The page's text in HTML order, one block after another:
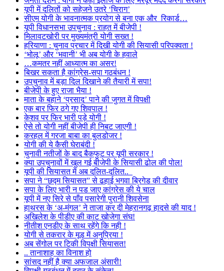
यूपी में दलितों को सहेजने उतरे ‘चिराग’
सीएम योगी के भावनात्मक प्रयोग से बना एक और रिकार्ड…
यूपी विधानसभा उपचुनाव : राहत में बीजेपी !
मिलावटखोरी पर मुख्यमंत्री योगी सख्त !
हरियाणा : चुनाव प्रचार में दिखी योगी की सियासी परिपक्वता !
‘भोलू’ और ‘भवानी’ भी अब योगी के हवाले
…कमतर नहीं आध्यात्म का असर!
बिखर सकता है कांग्रेस-सपा गठबंधन !
उपचुनाव में बड़ा दिल दिखाने की तैयारी में सपा!
बीजेपी के हुए राजा भैया !
माता के बहाने ‘प्रसाद’ पाने की जुगत में विपक्षी
एक बार फिर ठगे गए शिवपाल !
केशव पर फिर भारी पड़े योगी !
ऐसे तो योगी नहीं बीजेपी ही निबट जाएगी !
करहल में गरजा बाबा का बुलडोजर !
योगी की ये कैसी घेराबंदी !
चुनावी नतीजों के बाद बैकफुट पर यूपी सरकार !
क्या उपचुनावों में खुल गई बीजेपी के सियासी ढोल की पोल!
यूपी की सियासत में अब दलित-दलित..
सपा ने “छद्म सियासत” से ढहाई भगवा ब्रिगेड की दीवार
सपा के लिए भारी न पड जाए कांग्रेस की ये चाल
यूपी में नए सिरे से पाँव पसारेगी पुरानी शिवसेना
हाथरस के ‘अ-मंगल’ ने ताजा कर दी मेहरानगढ़ हादसे की याद !
अखिलेश के पीडीए की काट खोजेगा संघ!
नीतीश एनडीए के साथ रहेंगे कि नही !
योगी से तकरार के मूड में अनुप्रिया !
अब सेंगोल पर टिकी विपक्षी सियासत!
.. तानाशाह का विनाश हो
सांसद नहीं है क्या अफजाल अंसारी!